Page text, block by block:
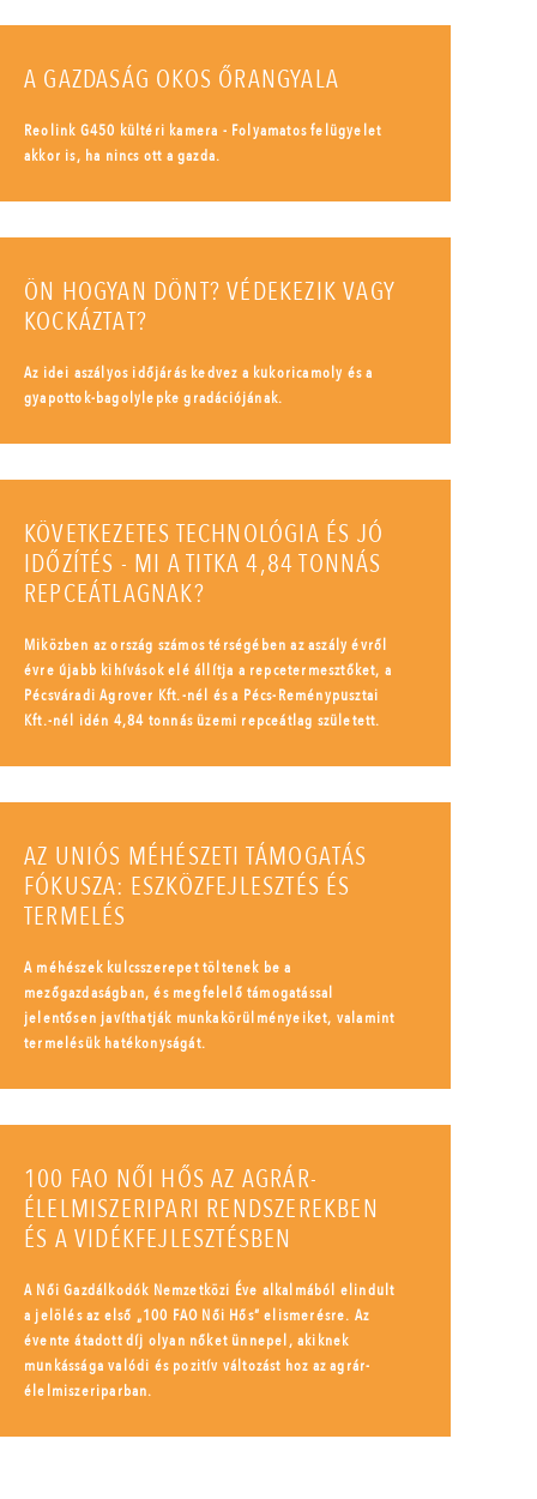
A GAZDASÁG OKOS ŐRANGYALA
Reolink G450 kültéri kamera - Folyamatos felügyelet
akkor is, ha nincs ott a gazda.
ÖN HOGYAN DÖNT? VÉDEKEZIK VAGY
KOCKÁZTAT?
Az idei aszályos időjárás kedvez a kukoricamoly és a
gyapottok-bagolylepke gradációjának.
KÖVETKEZETES TECHNOLÓGIA ÉS JÓ
IDŐZÍTÉS - MI A TITKA 4,84 TONNÁS
REPCEÁTLAGNAK?
Miközben az ország számos térségében az aszály évről
évre újabb kihívások elé állítja a repcetermesztőket, a
Pécsváradi Agrover Kft.-nél és a Pécs-Reménypusztai
Kft.-nél idén 4,84 tonnás üzemi repceátlag született.
AZ UNIÓS MÉHÉSZETI TÁMOGATÁS
FÓKUSZA: ESZKÖZFEJLESZTÉS ÉS
TERMELÉS
A méhészek kulcsszerepet töltenek be a
mezőgazdaságban, és megfelelő támogatással
jelentősen javíthatják munkakörülményeiket, valamint
termelésük hatékonyságát.
100 FAO NŐI HŐS AZ AGRÁR-
ÉLELMISZERIPARI RENDSZEREKBEN
ÉS A VIDÉKFEJLESZTÉSBEN
A Női Gazdálkodók Nemzetközi Éve alkalmából elindult
a jelölés az első „100 FAO Női Hős” elismerésre. Az
évente átadott díj olyan nőket ünnepel, akiknek
munkássága valódi és pozitív változást hoz az agrár-
élelmiszeriparban.